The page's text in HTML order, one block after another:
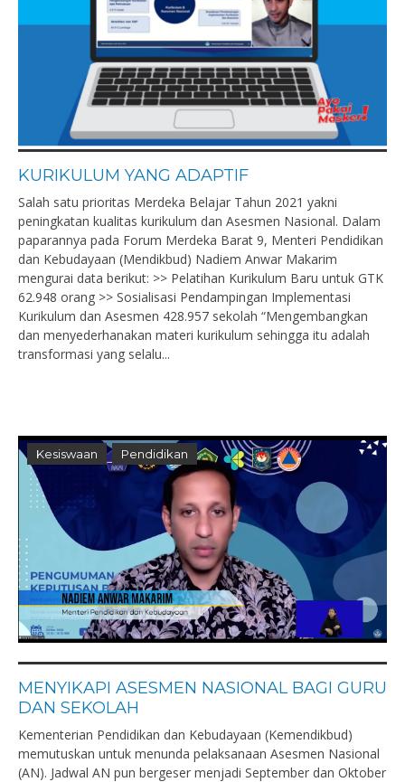
KURIKULUM YANG ADAPTIF
Salah satu prioritas Merdeka Belajar Tahun 2021 yakni
peningkatan kualitas kurikulum dan Asesmen Nasional. Dalam
paparannya pada Forum Merdeka Barat 9, Menteri Pendidikan
dan Kebudayaan (Mendikbud) Nadiem Anwar Makarim
mengurai data berikut: >> Pelatihan Kurikulum Baru untuk GTK
62.948 orang >> Sosialisasi Pendampingan Implementasi
Kurikulum dan Asesmen 428.957 sekolah “Mengembangkan
dan menyederhanakan materi kurikulum sehingga itu adalah
transformasi yang selalu...
Kesiswaan Pendidikan
MENYIKAPI ASESMEN NASIONAL BAGI GURU
DAN SEKOLAH
Kementerian Pendidikan dan Kebudayaan (Kemendikbud)
memutuskan untuk menunda pelaksanaan Asesmen Nasional
(AN). Jadwal AN pun bergeser menjadi September dan Oktober